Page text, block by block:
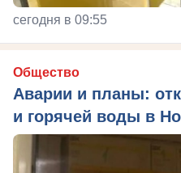
сегодня в 09:55
Общество
Аварии и планы:
и горячей воды в